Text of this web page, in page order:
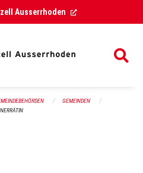
Ausserrhoden (External Link)
GEMEINDEN